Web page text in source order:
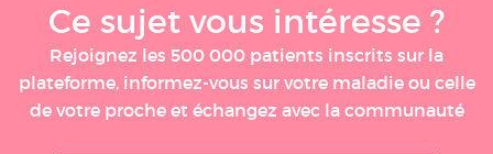
Ce sujet vous intéresse ?
Rejoignez les 500 000 patients inscrits sur la
plateforme, informez-vous sur votre maladie ou celle
de votre proche et échangez avec la communauté